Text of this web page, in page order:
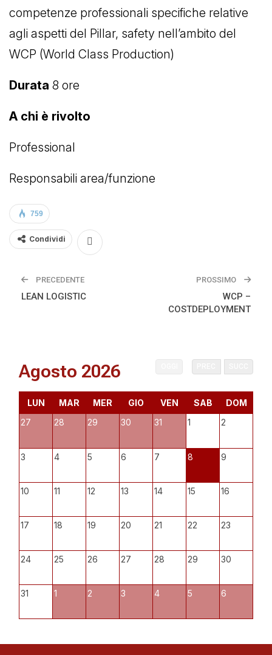
competenze professionali specifiche relative
agli aspetti del Pillar, safety nell’ambito del
WCP (World Class Production)
Durata 8 ore
A chi è rivolto
Professional
Responsabili area/funzione
759
Condividi
PRECEDENTE
LEAN LOGISTIC
PROSSIMO
WCP –
COSTDEPLOYMENT
Agosto 2026
LUN MAR MER GIO VEN SAB
DOM
27
28 29 30 31 1 2
3 4 5 6 7 8 9
10 11 12 13 14 15 16
17 18 19 20 21 22 23
24 25 26 27 28 29 30
31 1 2 3 4 5 6